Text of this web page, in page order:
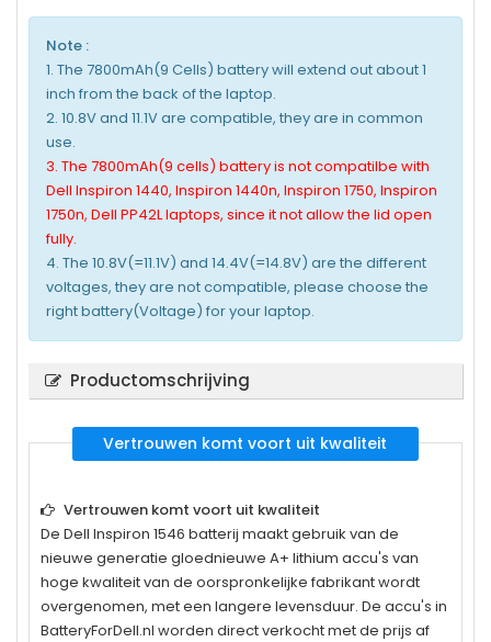
Note :
1. The 7800mAh(9 Cells) battery will extend out about 1
inch from the back of the laptop.
2. 10.8V and 11.1V are compatible, they are in common
use.
3. The 7800mAh(9 cells) battery is not compatilbe with
Dell Inspiron 1440, Inspiron 1440n, Inspiron 1750, Inspiron
1750n, Dell PP42L laptops, since it not allow the lid open
fully.
4. The 10.8V(=11.1V) and 14.4V(=14.8V) are the different
voltages, they are not compatible, please choose the
right battery(Voltage) for your laptop.
Productomschrijving
Vertrouwen komt voort uit kwaliteit
Vertrouwen komt voort uit kwaliteit
De Dell Inspiron 1546 batterij maakt gebruik van de
nieuwe generatie gloednieuwe A+ lithium accu's van
hoge kwaliteit van de oorspronkelijke fabrikant wordt
overgenomen, met een langere levensduur. De accu's in
BatteryForDell.nl worden direct verkocht met de prijs af